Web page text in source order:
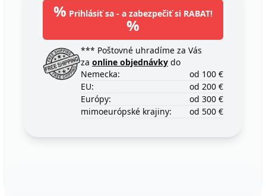
% Prihlásiť sa - a zabezpečiť si RABAT!
%
*** Poštovné uhradíme za Vás
za online objednávky do
Nemecka:
od 100 €
EU:
od 200 €
Európy:
od 300 €
mimoeurópské krajiny:
od 500 €